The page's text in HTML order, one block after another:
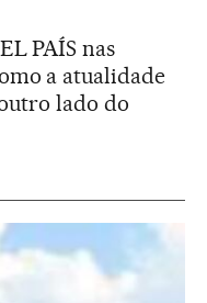
PAÍS nas
a atualidade
lado do